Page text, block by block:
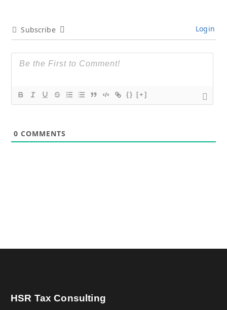
Subscribe Login
{} [+]
0 COMMENTS
HSR Tax Consulting